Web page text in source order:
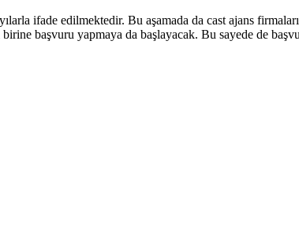
ifade edilmektedir. Bu aşamada da cast ajans
birine başvuru yapmaya da başlayacak. Bu sayede de